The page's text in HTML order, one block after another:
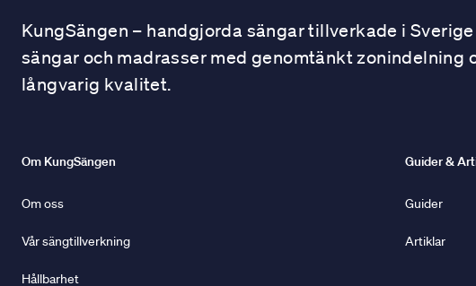
KungSängen – handgjorda sängar tillverkade i
sängar och madrasser med genomtänkt
långvarig kvalitet.
Om KungSängen
Om oss
Vår sängtillverkning
Hållbarhet
Guider &
Guider
Artiklar